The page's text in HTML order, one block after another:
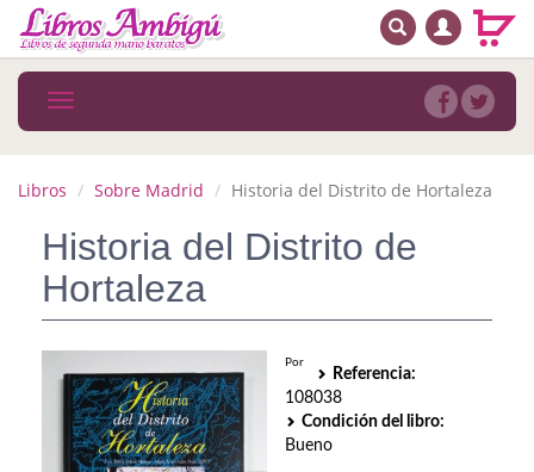
MENÚ PRINCIPAL
Novedades
MATERIAS
Arte
Autoayuda. Conocimiento personal
Autoayuda. Crecimiento personal
BUSCAR
Toggle
navigation
Libros Sobre Madrid Historia del Distrito de Hortaleza
Historia del Distrito de
Hortaleza
Por
Referencia:
108038
Condición del libro:
Bueno